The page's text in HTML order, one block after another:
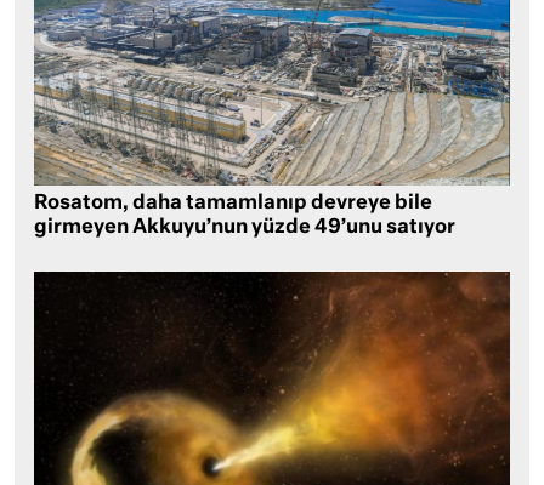
Rosatom, daha tamamlanıp devreye bile
girmeyen Akkuyu’nun yüzde 49’unu satıyor